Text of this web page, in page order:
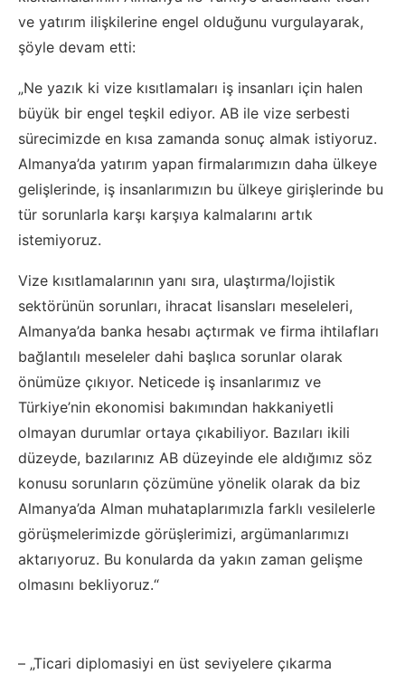
ve yatırım ilişkilerine engel olduğunu vurgulayarak,
şöyle devam etti:
„Ne yazık ki vize kısıtlamaları iş insanları için halen
büyük bir engel teşkil ediyor. AB ile vize serbesti
sürecimizde en kısa zamanda sonuç almak istiyoruz.
Almanya’da yatırım yapan firmalarımızın daha ülkeye
gelişlerinde, iş insanlarımızın bu ülkeye girişlerinde bu
tür sorunlarla karşı karşıya kalmalarını artık
istemiyoruz.
Vize kısıtlamalarının yanı sıra, ulaştırma/lojistik
sektörünün sorunları, ihracat lisansları meseleleri,
Almanya’da banka hesabı açtırmak ve firma ihtilafları
bağlantılı meseleler dahi başlıca sorunlar olarak
önümüze çıkıyor. Neticede iş insanlarımız ve
Türkiye’nin ekonomisi bakımından hakkaniyetli
olmayan durumlar ortaya çıkabiliyor. Bazıları ikili
düzeyde, bazılarınız AB düzeyinde ele aldığımız söz
konusu sorunların çözümüne yönelik olarak da biz
Almanya’da Alman muhataplarımızla farklı vesilelerle
görüşmelerimizde görüşlerimizi, argümanlarımızı
aktarıyoruz. Bu konularda da yakın zaman gelişme
olmasını bekliyoruz.“
– „Ticari diplomasiyi en üst seviyelere çıkarma